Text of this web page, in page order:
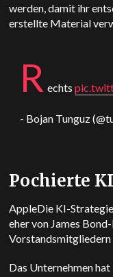
werden, damit ihr
erstellte Material
R echts
- Bojan Tunguz
Pochierte KI
AppleDie KI-
eher von James
Das Unternehmen